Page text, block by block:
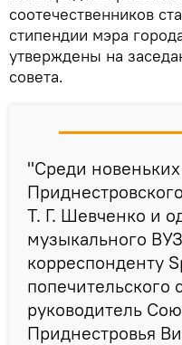
соотечественников
стипендии мэра
утверждены на
совета.
"Среди
Т. Г. Шевченко и
музыкального
корреспонденту
попечительского
руководитель
Приднестровья